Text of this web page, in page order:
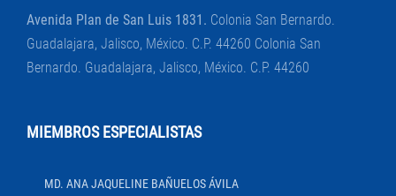
Avenida Plan de San Luis 1831. Colonia San Bernardo.
Guadalajara, Jalisco, México. C.P. 44260 Colonia San
Bernardo. Guadalajara, Jalisco, México. C.P. 44260
MIEMBROS ESPECIALISTAS
MD. ANA JAQUELINE BAÑUELOS ÁVILA